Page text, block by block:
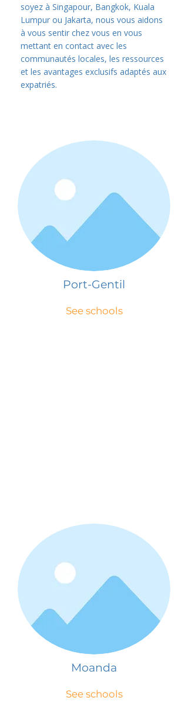
soyez à Singapour, Bangkok, Kuala
Lumpur ou Jakarta, nous vous aidons
à vous sentir chez vous en vous
mettant en contact avec les
communautés locales, les ressources
et les avantages exclusifs adaptés aux
expatriés.
Port-Gentil
See schools
Moanda
See schools